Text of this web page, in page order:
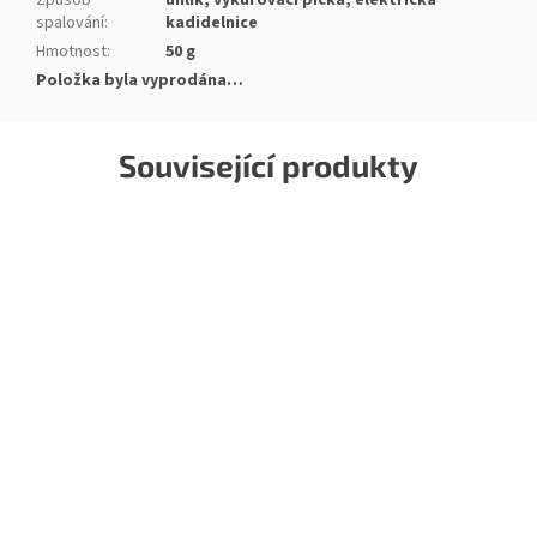
Související produkty
spalování:
kadidelnice
Hmotnost:
50 g
Položka byla vyprodána…